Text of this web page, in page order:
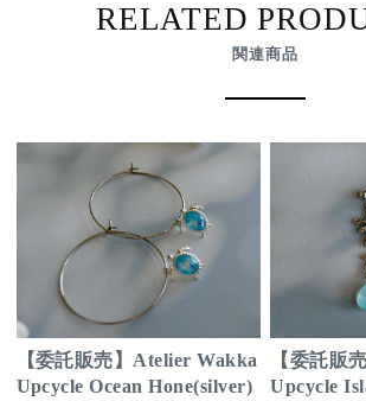
RELATED
関連商品
【委託販売】Atelier Wakka
Upcycle Ocean Hone(silver)
【委託販
Upcycle